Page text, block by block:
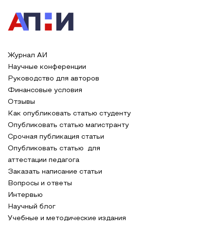
Журнал АИ
Научные конференции
Руководство для авторов
Финансовые условия
Отзывы
Как опубликовать статью студенту
Опубликовать статью магистранту
Срочная публикация статьи
Опубликовать статью для
аттестации педагога
Заказать написание статьи
Вопросы и ответы
Интервью
Научный блог
Учебные и методические издания